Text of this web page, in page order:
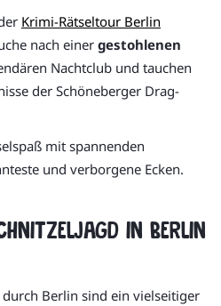
Krimi-Rätseltour Berlin
nach einer gestohlenen
Nachtclub und tauchen
der Schöneberger Drag-
mit spannenden
und verborgene Ecken.
in Berlin
Berlin sind ein vielseitiger